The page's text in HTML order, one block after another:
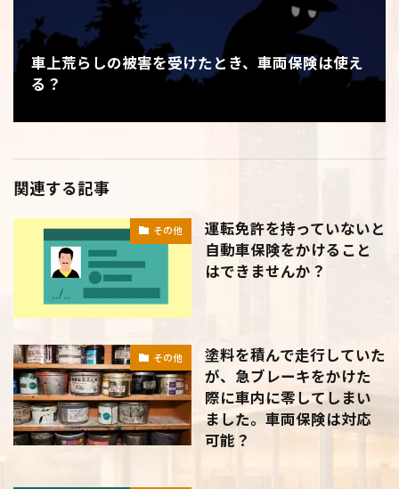
車上荒らしの被害を受けたとき、車両保険は使え
る？
関連する記事
その他
運転免許を持っていないと
自動車保険をかけること
はできませんか？
その他
塗料を積んで走行していた
が、急ブレーキをかけた
際に車内に零してしまい
ました。車両保険は対応
可能？